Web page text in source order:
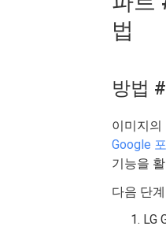
법
방법
이미지의
Google
기능을
다음 단
LG